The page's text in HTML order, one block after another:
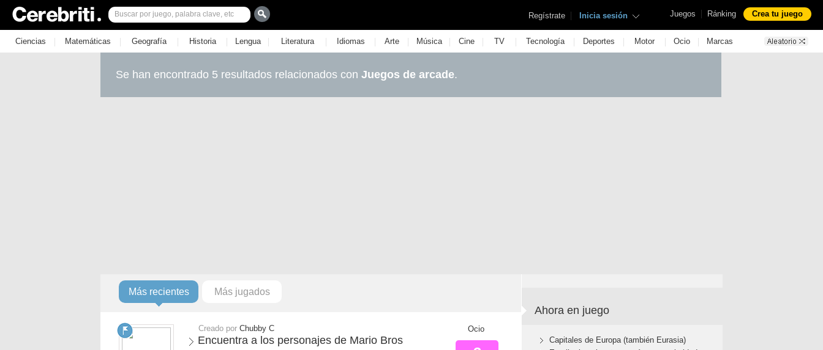
Juegos | Ránking Crea tu juego
Regístrate | Inicia sesión
Ciencias | Matemáticas | Geografía | Historia | Lengua | Literatura | Idiomas | Arte | Música | Cine | TV | Tecnología | Deportes | Motor | Ocio | Marcas
Se han encontrado 5 resultados relacionados con Juegos de arcade.
Más recientes Más jugados
Creado por Chubby C
Encuentra a los personajes de Mario Bros
Ocio
Ahora en juego
Capitales de Europa (también Eurasia)